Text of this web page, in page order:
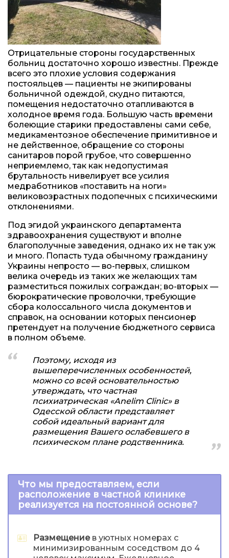
Отрицательные стороны государственных
больниц достаточно хорошо известны. Прежде
всего это плохие условия содержания
постояльцев — пациенты не экипированы
больничной одеждой, скудно питаются,
помещения недостаточно отапливаются в
холодное время года. Большую часть времени
болеющие старики предоставлены сами себе,
медикаментозное обеспечение примитивное и
не действенное, обращение со стороны
санитаров порой грубое, что совершенно
неприемлемо, так как недопустимая
брутальность нивелирует все усилия
медработников «поставить на ноги»
великовозрастных подопечных с психическими
отклонениями.
Под эгидой украинского департамента
здравоохранения существуют и вполне
благополучные заведения, однако их не так уж
и много. Попасть туда обычному гражданину
Украины непросто — во-первых, слишком
велика очередь из таких же желающих там
разместиться пожилых сограждан; во-вторых —
бюрократические проволочки, требующие
сбора колоссального числа документов и
справок, на основании которых пенсионер
претендует на получение бюджетного сервиса
в полном объеме.
Поэтому, исходя из
вышеперечисленных особенностей,
можно со всей основательностью
утверждать, что частная
психиатрическая «Anelim Clinic» в
Одесской области представляет
собой идеальный вариант для
размещения Вашего ослабевшего в
психическом плане родственника.
Что мы предоставляем, если
расположение в частной клинике
реализуется на постоянной основе?
Размещениев уютных номерах с
минимизированным соседством до 4